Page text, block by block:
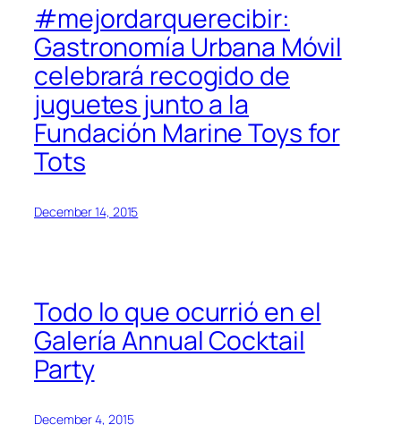
#mejordarquerecibir:
Gastronomía Urbana Móvil
celebrará recogido de
juguetes junto a la
Fundación Marine Toys for
Tots
December 14, 2015
Todo lo que ocurrió en el
Galería Annual Cocktail
Party
December 4, 2015